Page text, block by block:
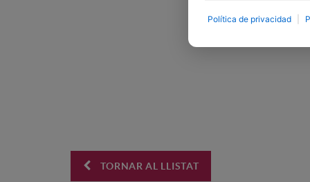
TORNAR AL LLISTAT
Política de privacidad